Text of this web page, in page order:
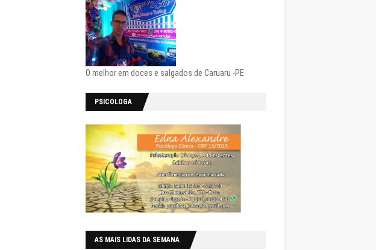
O melhor em doces e salgados de Caruaru -PE
PSICOLOGA
AS MAIS LIDAS DA SEMANA